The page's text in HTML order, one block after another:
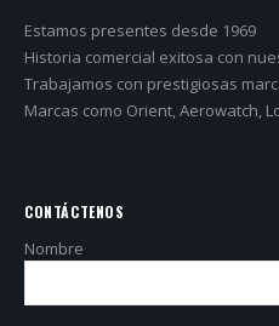
Estamos presentes desde 1969
Historia comercial exitosa con
Trabajamos con prestigiosas
Marcas como Orient, Aerowatch,
CONTÁCTENOS
Nombre